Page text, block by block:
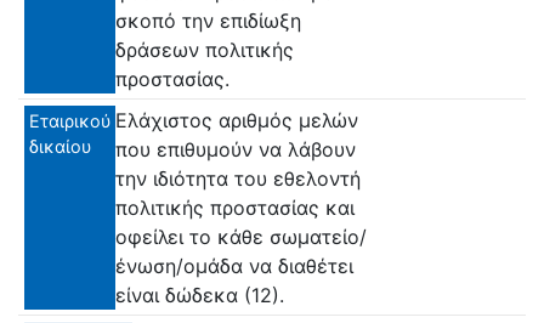
σκοπό την επιδίωξη
δράσεων πολιτικής
προστασίας.
Εταιρικού
δικαίου
Ελάχιστος αριθμός μελών
που επιθυμούν να λάβουν
την ιδιότητα του εθελοντή
πολιτικής προστασίας και
οφείλει το κάθε σωματείο/
ένωση/ομάδα να διαθέτει
είναι δώδεκα (12).